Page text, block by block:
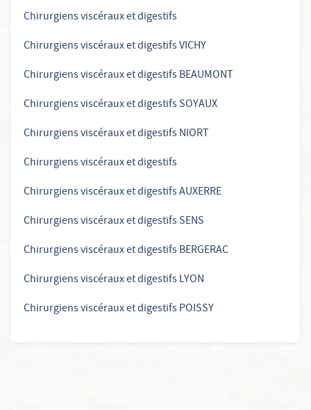
Chirurgiens viscéraux et digestifs
Chirurgiens viscéraux et digestifs VICHY
Chirurgiens viscéraux et digestifs BEAUMONT
Chirurgiens viscéraux et digestifs SOYAUX
Chirurgiens viscéraux et digestifs NIORT
Chirurgiens viscéraux et digestifs
Chirurgiens viscéraux et digestifs AUXERRE
Chirurgiens viscéraux et digestifs SENS
Chirurgiens viscéraux et digestifs BERGERAC
Chirurgiens viscéraux et digestifs LYON
Chirurgiens viscéraux et digestifs POISSY